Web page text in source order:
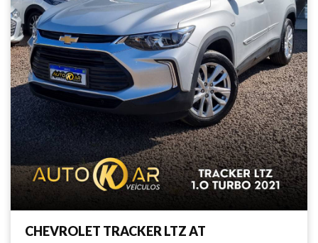
CHEVROLET TRACKER LTZ AT